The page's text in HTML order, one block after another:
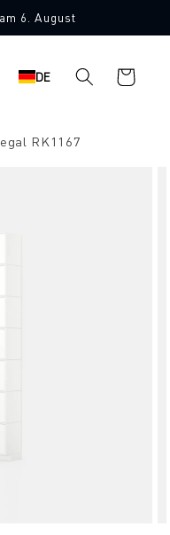
6. August
DE Warenkorb
RK1167